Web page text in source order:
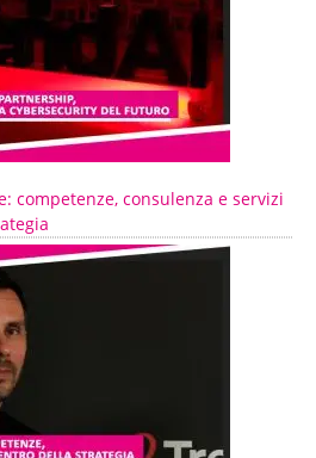
competenze, consulenza e servizi